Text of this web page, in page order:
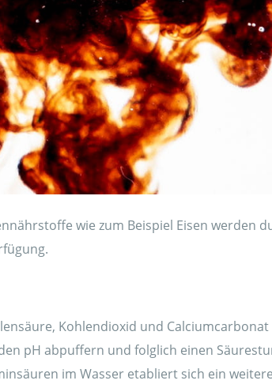
wie zum Beispiel Eisen werden
Kohlendioxid und
pH abpuffern und folglich einen
im Wasser etabliert sich ein